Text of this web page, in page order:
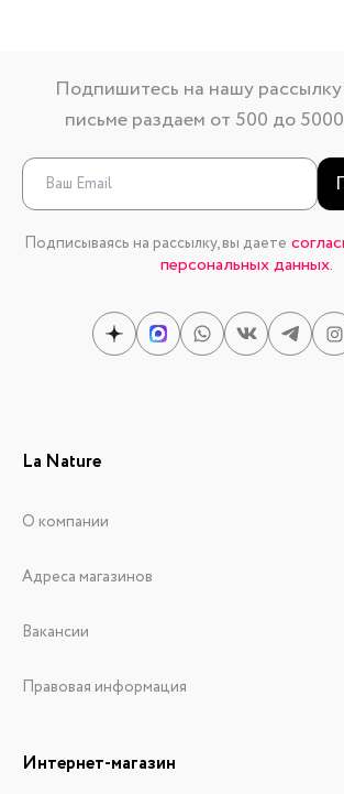
Подпишитесь на нашу
письме раздаем от 500 до
Подписываясь на рассылку, вы даете
персональных данных.
La Nature
О компании
Адреса магазинов
Вакансии
Правовая информация
Интернет-магазин